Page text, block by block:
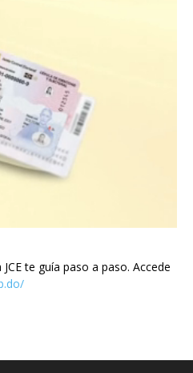
te guía paso a paso. Accede